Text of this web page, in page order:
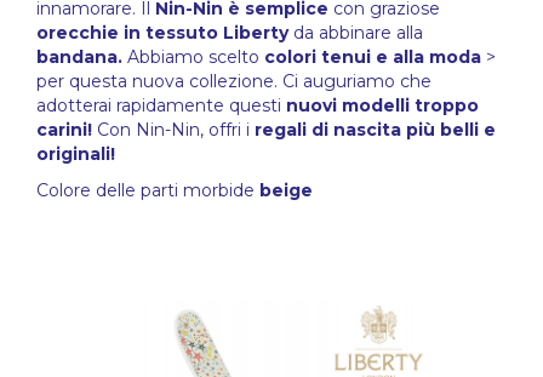
innamorare. Il Nin-Nin è semplice con graziose
orecchie in tessuto Libertyda abbinare alla
bandana. Abbiamo scelto colori tenui e alla moda >
per questa nuova collezione. Ci auguriamo che
adotterai rapidamente questi nuovi modelli troppo
carini! Con Nin-Nin, offri i regali di nascita più belli e
originali!
Colore delle parti morbide beige